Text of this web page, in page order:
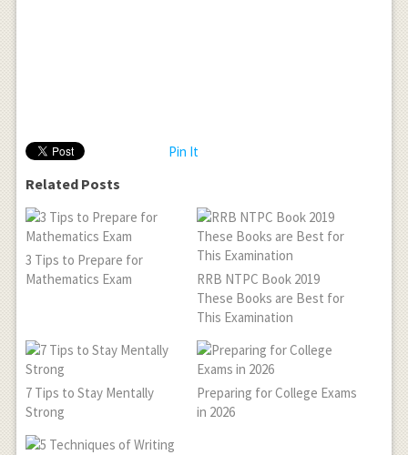
Pin It
Related Posts
3 Tips to Prepare for
Mathematics Exam
RRB NTPC Book 2019
These Books are Best for
This Examination
7 Tips to Stay Mentally
Strong
Preparing for College Exams
in 2026